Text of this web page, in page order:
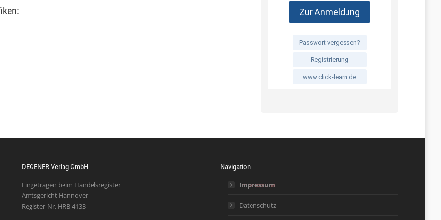
DEGENER Verlag GmbH
Eingetragen beim Handelsregister
Amtsgericht Hannover
Register-Nr. HRB 4133
Navigation
Impressum
Datenschutz